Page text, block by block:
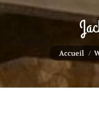
Vous êtes ici
Accueil